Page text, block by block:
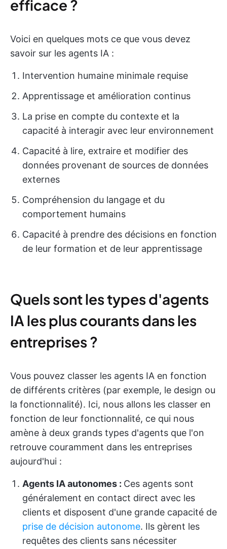
efficace ?
Voici en quelques mots ce que vous devez
savoir sur les agents IA :
Intervention humaine minimale requise
Apprentissage et amélioration continus
La prise en compte du contexte et la
capacité à interagir avec leur environnement
Capacité à lire, extraire et modifier des
données provenant de sources de données
externes
Compréhension du langage et du
comportement humains
Capacité à prendre des décisions en fonction
de leur formation et de leur apprentissage
Quels sont les types d'agents
IA les plus courants dans les
entreprises ?
Vous pouvez classer les agents IA en fonction
de différents critères (par exemple, le design ou
la fonctionnalité). Ici, nous allons les classer en
fonction de leur fonctionnalité, ce qui nous
amène à deux grands types d'agents que l'on
retrouve couramment dans les entreprises
aujourd'hui :
Agents IA autonomes : Ces agents sont
généralement en contact direct avec les
clients et disposent d'une grande capacité de
prise de décision autonome. Ils gèrent les
requêtes des clients sans nécessiter